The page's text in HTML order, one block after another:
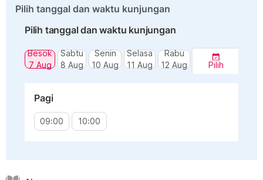
Pilih tanggal dan waktu kunjungan
Pilih tanggal dan waktu kunjungan
Besok
7 Aug
Sabtu
8 Aug
Senin
10 Aug
Selasa
11 Aug
Rabu
12 Aug
Pilih
Pagi
09:00 10:00